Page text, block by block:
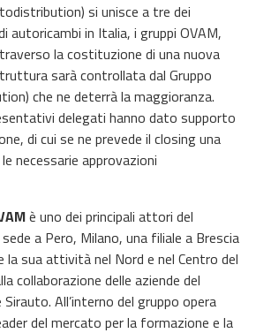
si unisce a tre dei
autoricambi in Italia, i gruppi OVAM,
la costituzione di una nuova
sarà controllata dal Gruppo
che ne deterrà la maggioranza.
delegati hanno dato supporto
di cui se ne prevede il closing una
approvazioni
è uno dei principali attori del
a Pero, Milano, una filiale a Brescia
la sua attività nel Nord e nel Centro del
collaborazione delle aziende del
All’interno del gruppo opera
del mercato per la formazione e la